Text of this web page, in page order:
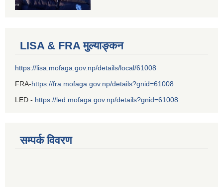
LISA & FRA मुल्याङ्कन
https://lisa.mofaga.gov.np/details/local/61008
FRA-https://fra.mofaga.gov.np/details?gnid=61008
LED - https://led.mofaga.gov.np/details?gnid=61008
सम्पर्क विवरण